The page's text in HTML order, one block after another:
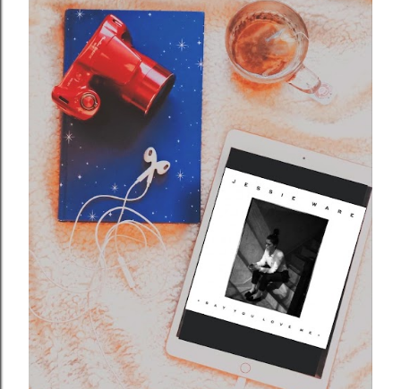
Pubblicato da Rosa Caruso maggio 16, 2021
RICORDAMI! DI DANIELA POGGI
Condividi